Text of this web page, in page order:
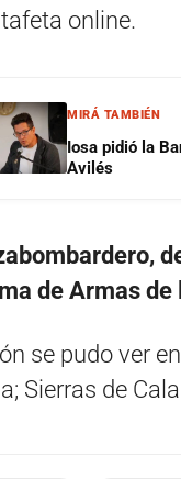
online.
MIRÁ TAMBIÉN
Iosa pidió la
Avilés
de Armas
se pudo ver
Sierras de